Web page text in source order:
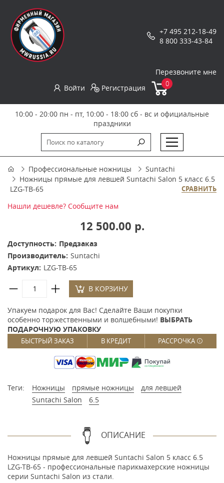
+7 495 212-18-49
8 800 333-43-84
Перезвоните мне
Войти
Регистрация 0
10:00 - 20:00 пн - пт, 10:00 - 18:00 сб - вс и официальные
праздники
Профессиональные ножницы
Suntachi
Ножницы прямые для левшей Suntachi Salon 5 класс 6.5
LZG-TB-65
СРАВНИТЬ
Нашли дешевле? Сообщите нам
12 500.00 р.
Доступность: Предзаказ
Производитель: Suntachi
Артикул: LZG-TB-65
В КОРЗИНУ
Упакуем подарок для Вас! Сделайте Ваши покупки
особенно торжественными и волшебными! ВЫБРАТЬ
ПОДАРОЧНУЮ УПАКОВКУ
БЫСТРЫЙ ЗАКАЗ В КРЕДИТ РАССРОЧКА
Теги: Ножницы прямые ножницы
для левшей
Suntachi Salon
6.5
ОПИСАНИЕ
Ножницы прямые для левшей Suntachi Salon 5 класс 6.5
LZG-TB-65 - профессиональные парикмахерские ножницы
серии Suntachi Salon из стали.